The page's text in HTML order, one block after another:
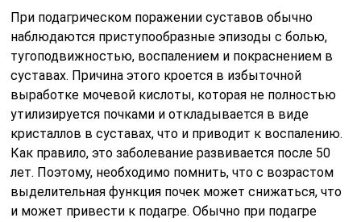
При подагрическом поражении суставов обычно
наблюдаются приступообразные эпизоды с болью,
тугоподвижностью, воспалением и покраснением в
суставах. Причина этого кроется в избыточной
выработке мочевой кислоты, которая не полностью
утилизируется почками и откладывается в виде
кристаллов в суставах, что и приводит к воспалению.
Как правило, это заболевание развивается после 50
лет. Поэтому, необходимо помнить, что с возрастом
выделительная функция почек может снижаться, что
и может привести к подагре. Обычно при подагре